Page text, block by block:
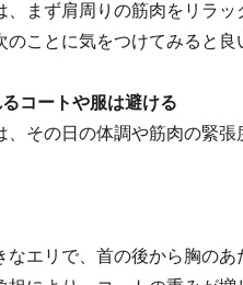
、まず肩周りの筋肉をリラ
ことに気をつけてみると良
コートや服は避ける
その日の体調や筋肉の緊
なエリで、首の後から胸の